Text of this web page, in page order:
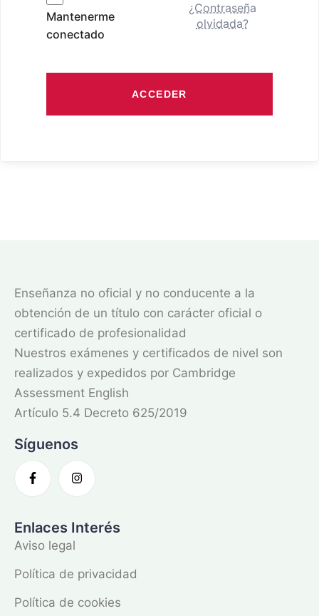
Mantenerme
conectado
¿Contraseña
olvidada?
ACCEDER
Enseñanza no oficial y no conducente a la
obtención de un título con carácter oficial o
certificado de profesionalidad
Nuestros exámenes y certificados de nivel son
realizados y expedidos por Cambridge
Assessment English
Artículo 5.4 Decreto 625/2019
Síguenos
Enlaces Interés
Aviso legal
Política de privacidad
Política de cookies